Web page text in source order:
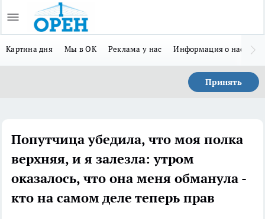
Картина дня Мы в ОК Реклама у нас Информация о нас
Принять
Попутчица убедила, что моя полка
верхняя, и я залезла: утром
оказалось, что она меня обманула -
кто на самом деле теперь прав